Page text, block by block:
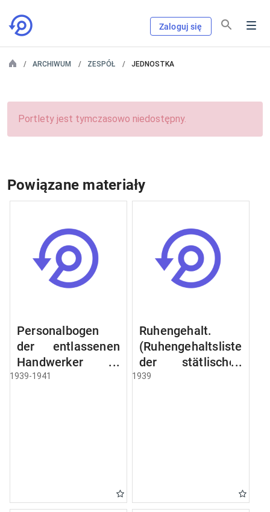
Zaloguj się
ARCHIWUM ZESPÓŁ JEDNOSTKA
Portlety jest tymczasowo niedostępny.
Powiązane materiały
Personalbogen
der entlassenen
Handwerker u.
Arbeiter des
1939-1941
Ruhengehalt.
(Ruhengehaltsliste
der stätlischen
Beamten u.
Raczyński! Schen
Bibliothek).
1939